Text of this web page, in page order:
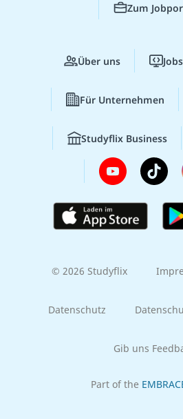
Zum
Über uns
Für Unternehmen
Studyflix Business
© 2026 Studyflix
Datenschutz
Gib uns
Part of the